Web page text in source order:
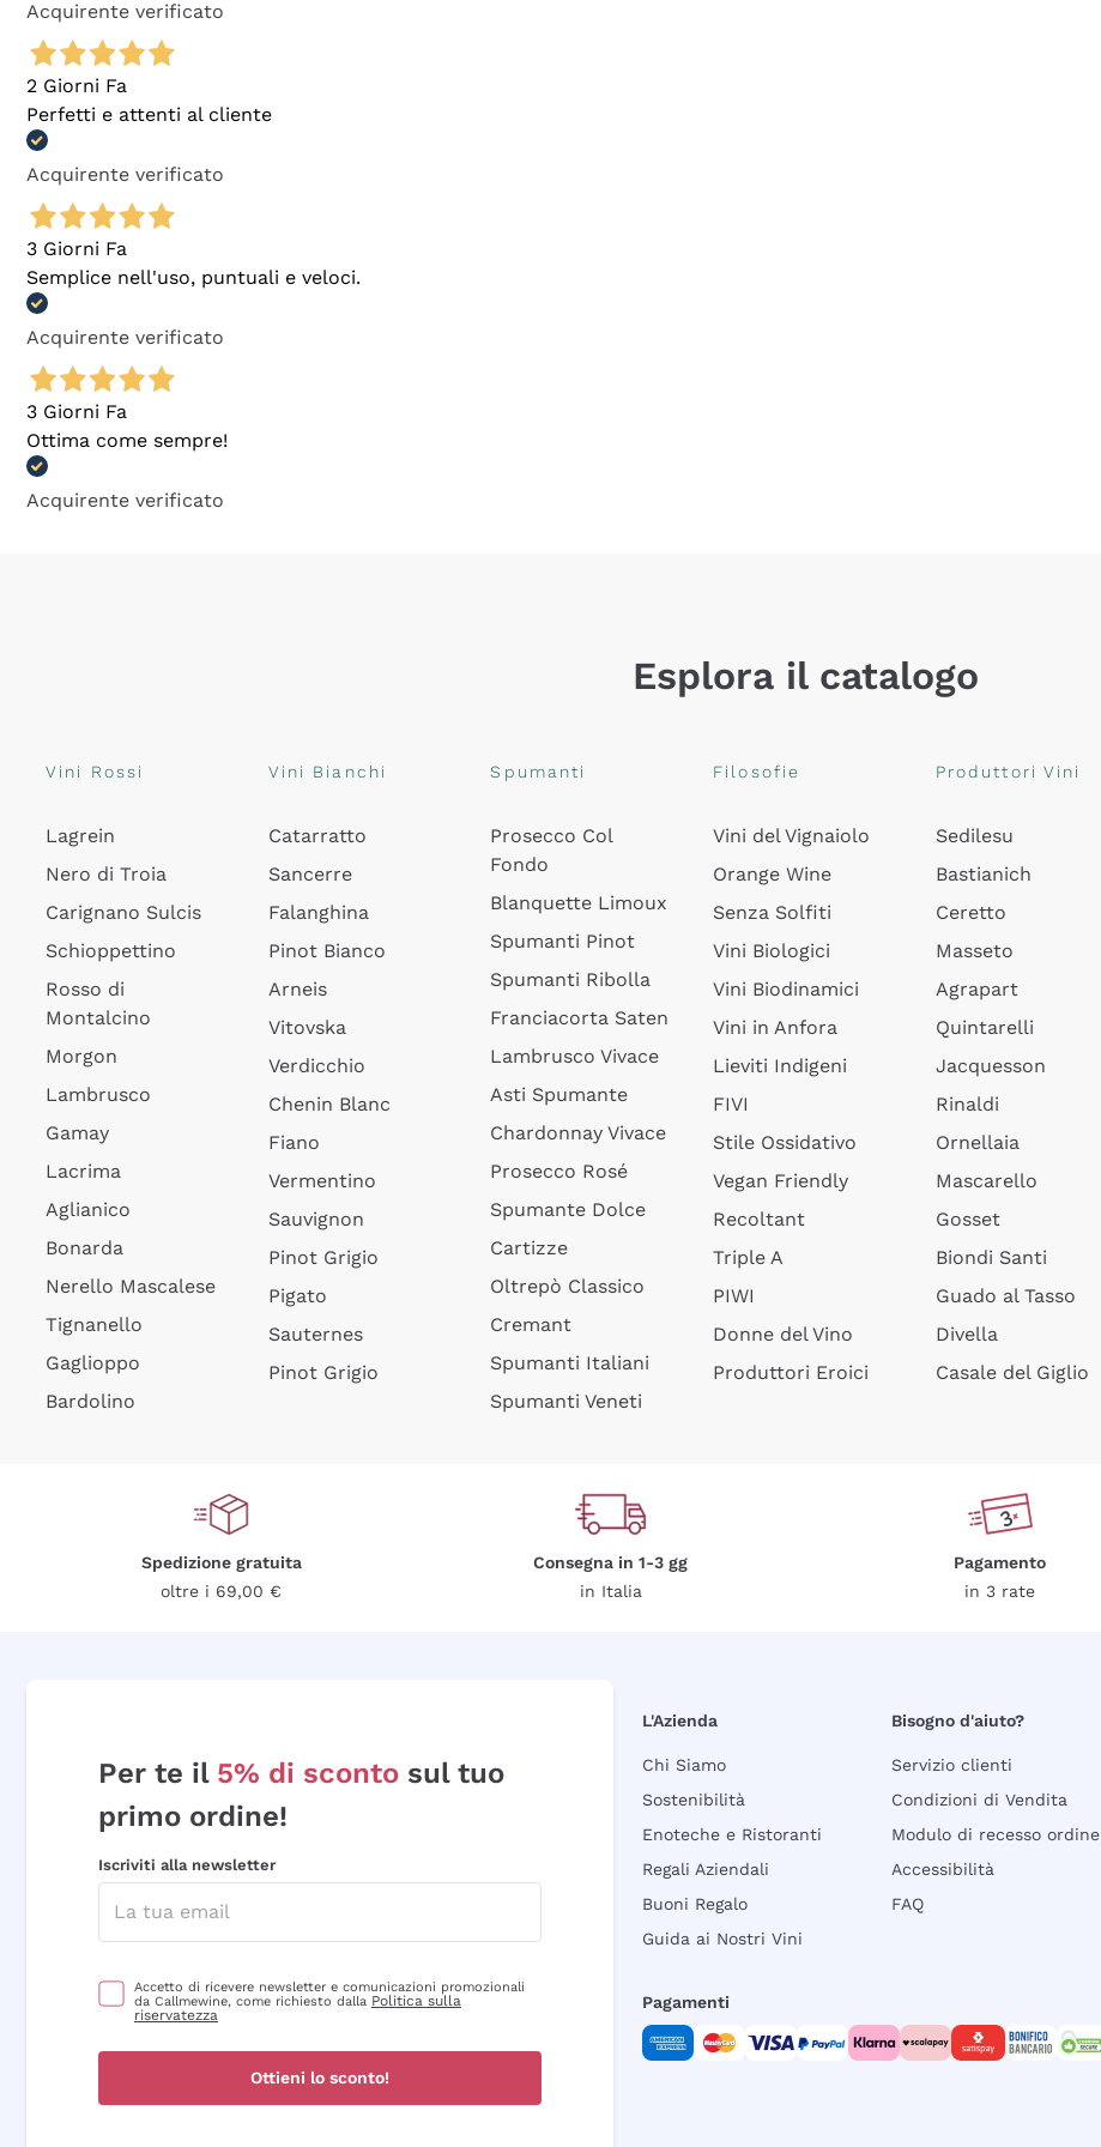
Acquirente verificato
2 Giorni Fa
Perfetti e attenti al cliente
Acquirente verificato
3 Giorni Fa
Semplice nell'uso, puntuali e veloci.
Acquirente verificato
3 Giorni Fa
Ottima come sempre!
Acquirente verificato
Esplora il catalogo
Vini Rossi
Lagrein
Nero di Troia
Carignano Sulcis
Schioppettino
Rosso di
Montalcino
Morgon
Lambrusco
Gamay
Lacrima
Aglianico
Bonarda
Nerello Mascalese
Tignanello
Gaglioppo
Bardolino
Vini Bianchi
Catarratto
Sancerre
Falanghina
Pinot Bianco
Arneis
Vitovska
Verdicchio
Chenin Blanc
Fiano
Vermentino
Sauvignon
Pinot Grigio
Pigato
Sauternes
Pinot Grigio
Spumanti
Prosecco Col
Fondo
Blanquette Limoux
Spumanti Pinot
Spumanti Ribolla
Franciacorta Saten
Lambrusco Vivace
Asti Spumante
Chardonnay Vivace
Prosecco Rosé
Spumante Dolce
Cartizze
Oltrepò Classico
Cremant
Spumanti Italiani
Spumanti Veneti
Filosofie
Vini del Vignaiolo
Orange Wine
Senza Solfiti
Vini Biologici
Vini Biodinamici
Vini in Anfora
Lieviti Indigeni
FIVI
Stile Ossidativo
Vegan Friendly
Recoltant
Triple A
PIWI
Donne del Vino
Produttori Eroici
Produttori Vini
Sedilesu
Bastianich
Ceretto
Masseto
Agrapart
Quintarelli
Jacquesson
Rinaldi
Ornellaia
Mascarello
Gosset
Biondi Santi
Guado al Tasso
Divella
Casale del Giglio
Spedizione gratuita
oltre i 69,00 €
Consegna in 1-3 gg
in Italia
Pagamento
in 3 rate
Per te il 5% di sconto sul tuo
primo ordine!
Iscriviti alla newsletter
Accetto di ricevere newsletter e comunicazioni promozionali
da Callmewine, come richiesto dalla Politica sulla
riservatezza
Ottieni lo sconto!
L'Azienda
Chi Siamo
Sostenibilità
Enoteche e Ristoranti
Regali Aziendali
Buoni Regalo
Guida ai Nostri Vini
Bisogno d'aiuto?
Servizio clienti
Condizioni di Vendita
Modulo di recesso ordine
Accessibilità
FAQ
Pagamenti